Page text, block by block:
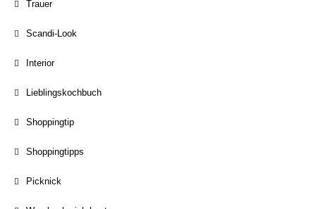
Trauer
Scandi-Look
Interior
Lieblingskochbuch
Shoppingtip
Shoppingtipps
Picknick